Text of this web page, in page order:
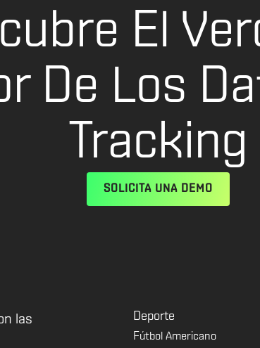
El
De Los
Tracking
SOLICITA UNA DEMO
las
Deporte
Fútbol Americano